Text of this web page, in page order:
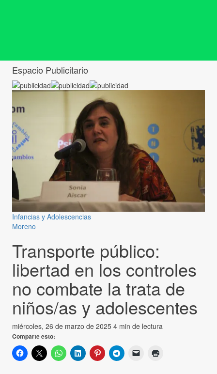
Espacio Publicitario
Infancias y Adolescencias
Moreno
Transporte público:
libertad en los controles
no combate la trata de
niños/as y adolescentes
miércoles, 26 de marzo de 2025 4 min de lectura
Comparte esto: